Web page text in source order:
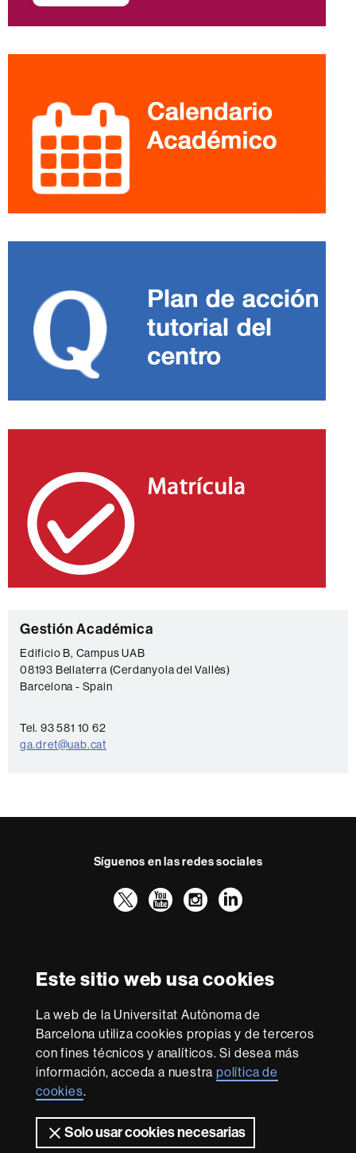
Este sitio web usa cookies
La web de la Universitat Autònoma de
Barcelona utiliza cookies propias y de terceros
con fines técnicos y analíticos. Si desea más
información, acceda a nuestrapolítica de
cookies.
Solo usar cookies necesarias
C
o
n
a
c
Gestión Académica
Edificio B, Campus UAB
08193 Bellaterra (Cerdanyola del Vallès)
Barcelona - Spain
Tel. 93 581 10 62
ga.dret@uab.cat
Síguenos en las redes sociales
TwitterYouTube
Instagram
LinkedIn
Excellence
Research
-
Euraxess
Con la financiación de
Sobre
esta
web Aviso legal Protección de datos